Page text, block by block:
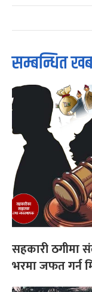
सम्बन्धित
सहकारी ठगीमा
भरमा जफत गर्न